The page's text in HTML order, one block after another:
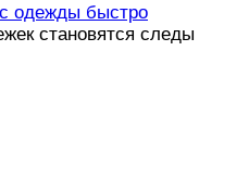
с одежды быстро
становятся следы